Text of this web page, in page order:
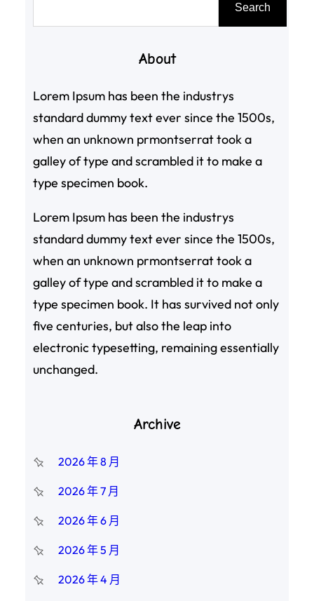
Search
About
Lorem Ipsum has been the industrys
standard dummy text ever since the 1500s,
when an unknown prmontserrat took a
galley of type and scrambled it to make a
type specimen book.
Lorem Ipsum has been the industrys
standard dummy text ever since the 1500s,
when an unknown prmontserrat took a
galley of type and scrambled it to make a
type specimen book. It has survived not only
five centuries, but also the leap into
electronic typesetting, remaining essentially
unchanged.
Archive
2026 年 8 月
2026 年 7 月
2026 年 6 月
2026 年 5 月
2026 年 4 月